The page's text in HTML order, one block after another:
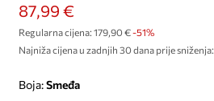
87,99 €
Regularna cijena: 179,90 €-51%
Najniža cijena u zadnjih 30 dana prije sniženja:
Boja: smeđa